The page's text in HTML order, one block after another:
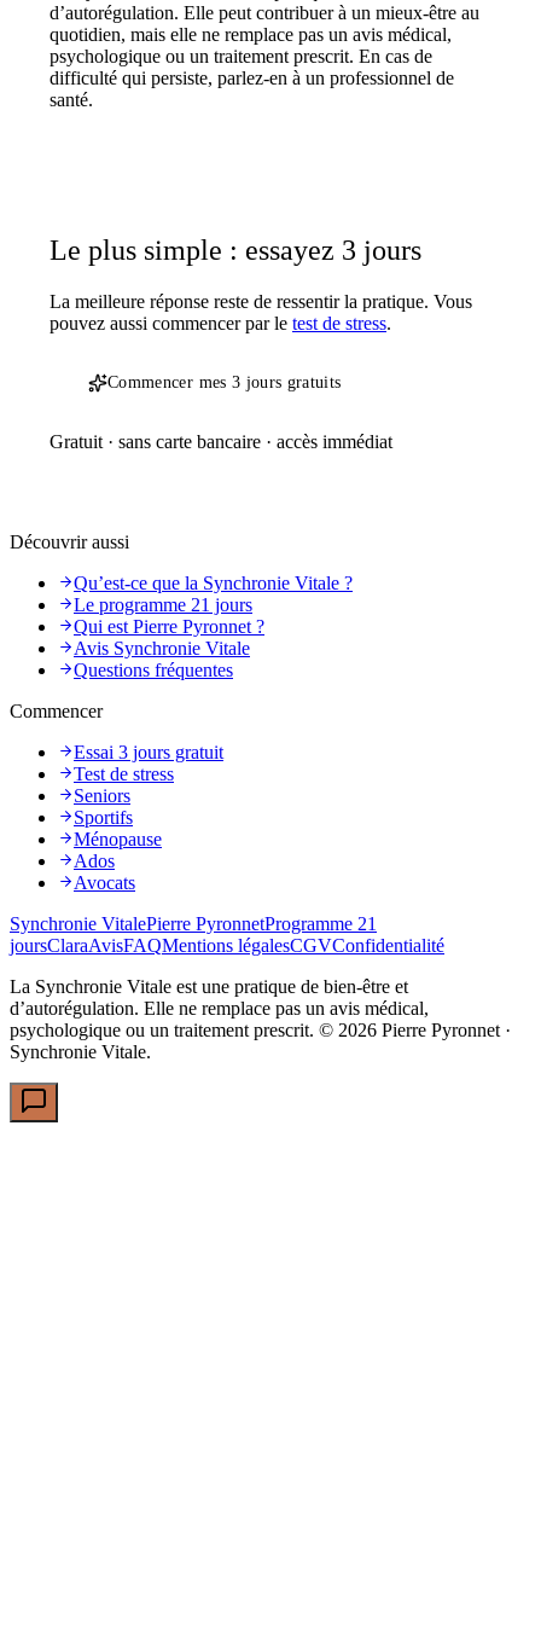
d’autorégulation. Elle peut contribuer à un mieux-être au
quotidien, mais elle ne remplace pas un avis médical,
psychologique ou un traitement prescrit. En cas de
difficulté qui persiste, parlez-en à un professionnel de
santé.
Le plus simple : essayez 3 jours
La meilleure réponse reste de ressentir la pratique. Vous
pouvez aussi commencer par le test de stress.
Commencer mes 3 jours gratuits
Gratuit · sans carte bancaire · accès immédiat
Découvrir aussi
Qu’est-ce que la Synchronie Vitale ?
Le programme 21 jours
Qui est Pierre Pyronnet ?
Avis Synchronie Vitale
Questions fréquentes
Commencer
Essai 3 jours gratuit
Test de stress
Seniors
Sportifs
Ménopause
Ados
Avocats
Synchronie VitalePierre PyronnetProgramme 21
joursClaraAvisFAQMentions légalesCGVConfidentialité
La Synchronie Vitale est une pratique de bien-être et
d’autorégulation. Elle ne remplace pas un avis médical,
psychologique ou un traitement prescrit. © 2026 Pierre Pyronnet ·
Synchronie Vitale.